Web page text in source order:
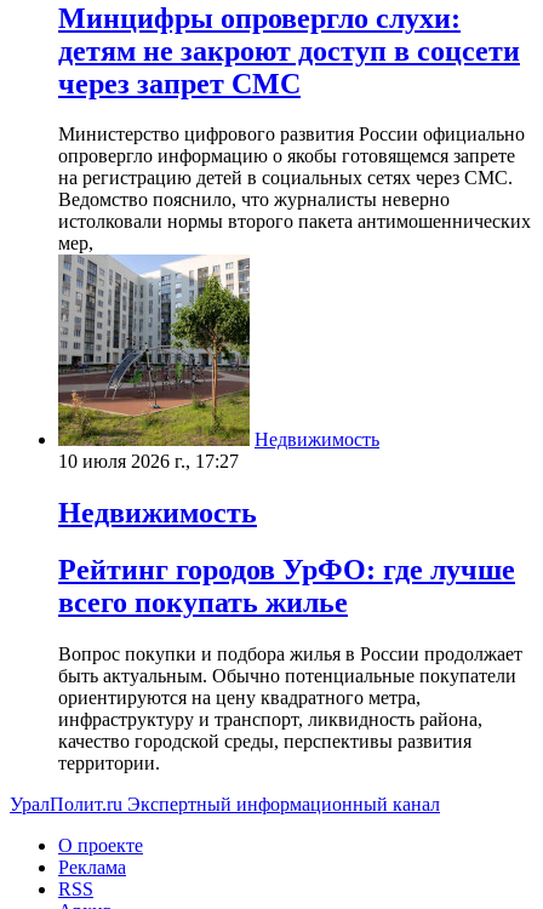
Минцифры опровергло слухи:
детям не закроют доступ в соцсети
через запрет СМС
Министерство цифрового развития России официально
опровергло информацию о якобы готовящемся запрете
на регистрацию детей в социальных сетях через СМС.
Ведомство пояснило, что журналисты неверно
истолковали нормы второго пакета антимошеннических
мер,
Недвижимость
10 июля 2026 г., 17:27
Недвижимость
Рейтинг городов УрФО: где лучше
всего покупать жилье
Вопрос покупки и подбора жилья в России продолжает
быть актуальным. Обычно потенциальные покупатели
ориентируются на цену квадратного метра,
инфраструктуру и транспорт, ликвидность района,
качество городской среды, перспективы развития
территории.
УралПолит.ru Экспертный информационный канал
О проекте
Реклама
RSS